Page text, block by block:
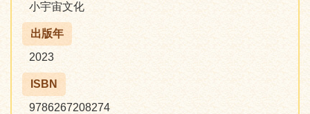
小宇宙文化
出版年
2023
ISBN
9786267208274